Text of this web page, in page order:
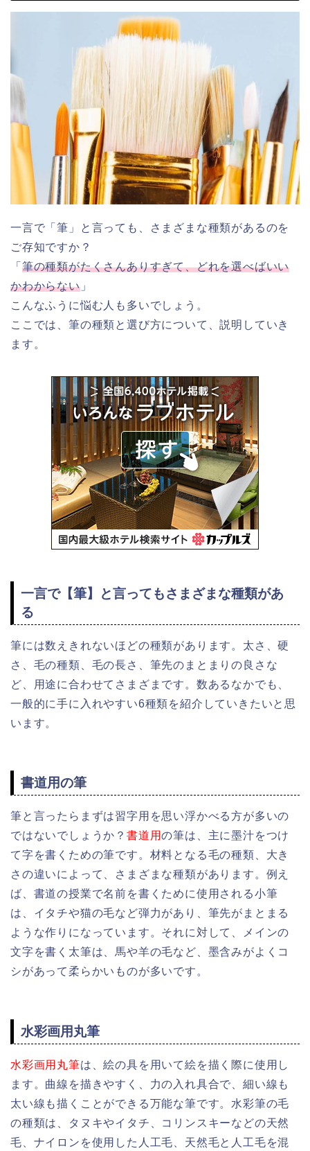
一言で「筆」と言っても、さまざまな種類があるのを
ご存知ですか？
「 筆の種類がたくさんありすぎて、どれを選べばいい
かわからない」
こんなふうに悩む人も多いでしょう。
ここでは、筆の種類と選び方について、説明していき
ます。
一言で【筆】と言ってもさまざまな種類があ
る
筆には数えきれないほどの種類があります。太さ、硬
さ、毛の種類、毛の長さ、筆先のまとまりの良さな
ど、
用途に合わせてさまざまです。 数あるなかでも、
一般的に手に入れやすい6種類を紹介していきたいと思
います。
書道用の筆
筆と言ったらまずは習字用を思い浮かべる方が多いの
ではないでしょうか？書道用の筆は、主に墨汁をつけ
て字を書くための筆です。材料となる毛の種類、大き
さの違いによって、さまざまな種類があります。例え
ば、書道の授業で名前を書くために使用される小筆
は、イタチや猫の毛など弾力があり、筆先がまとまる
ような作りになっています。それに対して、メインの
文字を書く太筆は、馬や羊の毛など、墨含みがよくコ
シがあって柔らかいものが多いです。
水彩画用丸筆
水彩画用丸筆は、絵の具を用いて絵を描く際に使用し
ます。曲線を描きやすく、力の入れ具合で、細い線も
太い線も描くことができる万能な筆です。水彩筆の毛
の種類は、タヌキやイタチ、コリンスキーなどの天然
毛、ナイロンを使用した人工毛、天然毛と人工毛を混